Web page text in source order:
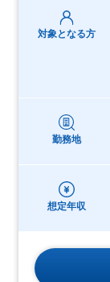
対象となる方
勤務地
想定年収